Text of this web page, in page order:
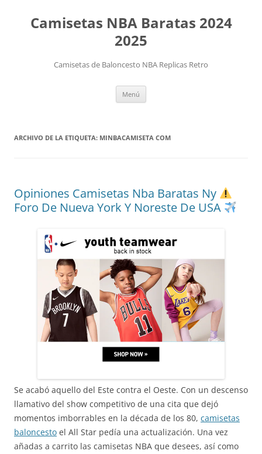
Camisetas NBA Baratas 2024
2025
Camisetas de Baloncesto NBA Replicas Retro
Menú
ARCHIVO DE LA ETIQUETA: MINBACAMISETA COM
Opiniones Camisetas Nba Baratas Ny
Foro De Nueva York Y Noreste De USA
Se acabó aquello del Este contra el Oeste. Con un descenso
llamativo del show competitivo de una cita que dejó
momentos imborrables en la década de los 80, camisetas
baloncesto el All Star pedía una actualización. Una vez
añadas a carrito las camisetas NBA que desees, así como